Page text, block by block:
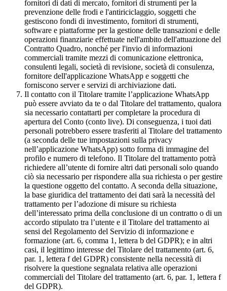
fornitori di dati di mercato, fornitori di strumenti per la
prevenzione delle frodi e l'antiriciclaggio, soggetti che
gestiscono fondi di investimento, fornitori di strumenti,
software e piattaforme per la gestione delle transazioni e delle
operazioni finanziarie effettuate nell'ambito dell'attuazione del
Contratto Quadro, nonché per l'invio di informazioni
commerciali tramite mezzi di comunicazione elettronica,
consulenti legali, società di revisione, società di consulenza,
fornitore dell'applicazione WhatsApp e soggetti che
forniscono server e servizi di archiviazione dati.
Il contatto con il Titolare tramite l’applicazione WhatsApp
può essere avviato da te o dal Titolare del trattamento, qualora
sia necessario contattarti per completare la procedura di
apertura del Conto (conto live). Di conseguenza, i tuoi dati
personali potrebbero essere trasferiti al Titolare del trattamento
(a seconda delle tue impostazioni sulla privacy
nell’applicazione WhatsApp) sotto forma di immagine del
profilo e numero di telefono. Il Titolare del trattamento potrà
richiedere all’utente di fornire altri dati personali solo quando
ciò sia necessario per rispondere alla sua richiesta o per gestire
la questione oggetto del contatto. A seconda della situazione,
la base giuridica del trattamento dei dati sarà la necessità del
trattamento per l’adozione di misure su richiesta
dell’interessato prima della conclusione di un contratto o di un
accordo stipulato tra l’utente e il Titolare del trattamento ai
sensi del Regolamento del Servizio di informazione e
formazione (art. 6, comma 1, lettera b del GDPR); e in altri
casi, il legittimo interesse del Titolare del trattamento (art. 6,
par. 1, lettera f del GDPR) consistente nella necessità di
risolvere la questione segnalata relativa alle operazioni
commerciali del Titolare del trattamento (art. 6, par. 1, lettera f
del GDPR).